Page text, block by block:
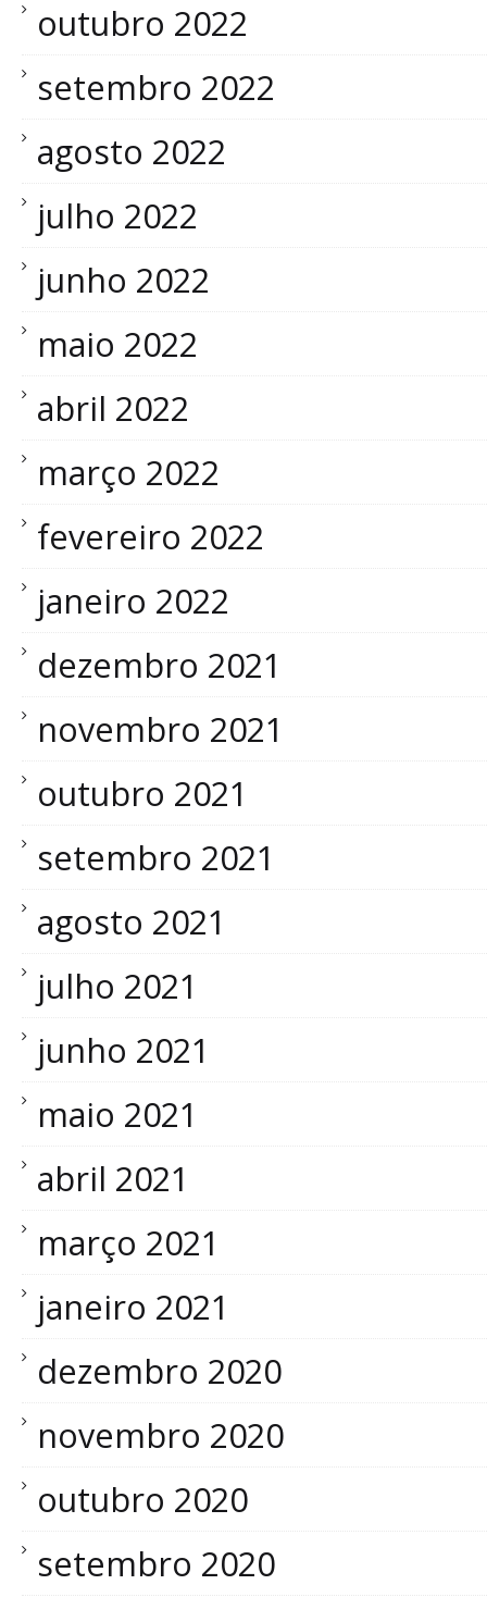
outubro 2022
setembro 2022
agosto 2022
julho 2022
junho 2022
maio 2022
abril 2022
março 2022
fevereiro 2022
janeiro 2022
dezembro 2021
novembro 2021
outubro 2021
setembro 2021
agosto 2021
julho 2021
junho 2021
maio 2021
abril 2021
março 2021
janeiro 2021
dezembro 2020
novembro 2020
outubro 2020
setembro 2020